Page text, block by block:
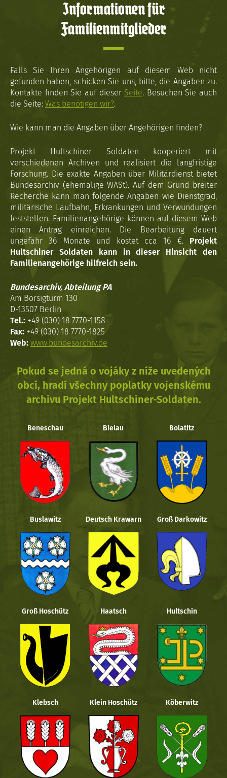
Informationen für
Familienmitglieder
Falls Sie Ihren Angehörigen auf diesem Web nicht
gefunden haben, schicken Sie uns, bitte, die Angaben zu.
Kontakte finden Sie auf dieser Seite. Besuchen Sie auch
die Seite: Was benötigen wir?.
Wie kann man die Angaben über Angehörigen finden?
Projekt Hultschiner Soldaten kooperiert mit
verschiedenen Archiven und realisiert die langfristige
Forschung. Die exakte Angaben über Militärdienst bietet
Bundesarchiv (ehemalige WASt). Auf dem Grund breiter
Recherche kann man folgende Angaben wie Dienstgrad,
militärische Laufbahn, Erkrankungen und Verwundungen
feststellen. Familienangehörige können auf diesem Web
einen Antrag einreichen. Die Bearbeitung dauert
ungefähr 36 Monate und kostet cca 16 €. Projekt
Hultschiner Soldaten kann in dieser Hinsicht den
Familienangehörige hilfreich sein.
Bundesarchiv, Abteilung PA
Am Borsigturm 130
D-13507 Berlin
Tel.: +49 (030) 18 7770-1158
Fax: +49 (030) 18 7770-1825
Web: www.bundesarchiv.de
Pokud se jedná o vojáky z níže uvedených
obcí, hradí všechny poplatky vojenskému
archivu Projekt Hultschiner-Soldaten.
Beneschau Bielau Bolatitz
Buslawitz Deutsch Krawarn Groß Darkowitz
Groß Hoschütz Haatsch Hultschin
Klebsch Klein Hoschütz Köberwitz